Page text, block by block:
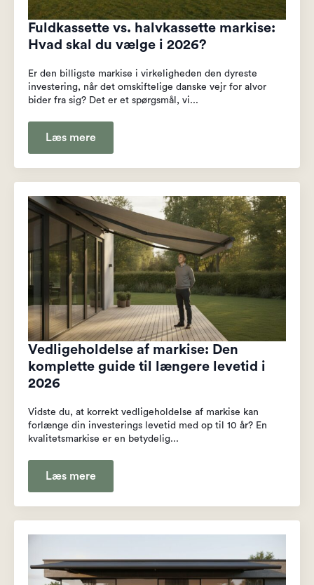
Fuldkassette vs. halvkassette markise:
Hvad skal du vælge i 2026?
Er den billigste markise i virkeligheden den dyreste
investering, når det omskiftelige danske vejr for alvor
bider fra sig? Det er et spørgsmål, vi...
Læs mere
Vedligeholdelse af markise: Den
komplette guide til længere levetid i
2026
Vidste du, at korrekt vedligeholdelse af markise kan
forlænge din investerings levetid med op til 10 år? En
kvalitetsmarkise er en betydelig...
Læs mere